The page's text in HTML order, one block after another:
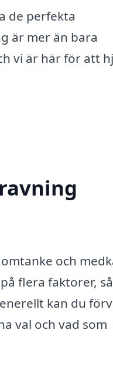
de perfekta
är mer än bara
vi är här för att
och
flera faktorer,
kan du
val och vad som